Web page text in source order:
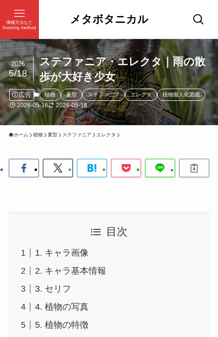
メタボタニカル
播種方法など
Seeding method
ステファニア・エレクタ｜雨の散
歩が大好き少女
2026
5/18
広告 植物 夏型 ステファニア エレクタ 植物擬人化図鑑
2026-05-16 2026-05-18
ホーム 植物 夏型 ステファニア エレクタ
目次
1. キャラ画像
2. キャラ基本情報
3. セリフ
4. 植物の写真
5. 植物の特徴